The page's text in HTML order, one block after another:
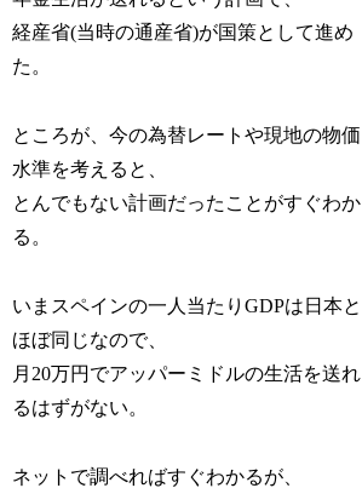
経産省(当時の通産省)が国策として進め
た。
ところが、今の為替レートや現地の物価
水準を考えると、
とんでもない計画だったことがすぐわか
る。
いまスペインの一人当たりGDPは日本と
ほぼ同じなので、
月20万円でアッパーミドルの生活を送れ
るはずがない。
ネットで調べればすぐわかるが、